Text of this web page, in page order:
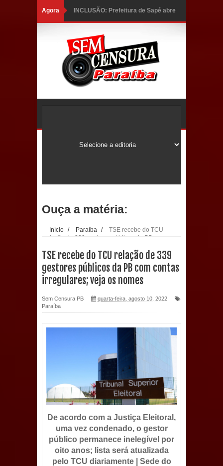
Agora INCLUSÃO: Prefeitura de Sapé abre
Social; veja documentação
necessária!
com a saúde bucal em Marí
PDT da Paraíba faz reunião
preparativa para convenção estadual
Prefeitura de Sapé paga salários
dentro do mês trabalhado e injeta R$
12 milhões na economia
Prefeitura de Sapé desenvolve ações
revitalizar Memorial Augusto dos
Anjos
Ouça a matéria:
Início / Paraíba /
TSE recebe do TCU
relação de 339 gestores públicos da PB com
TSE recebe do TCU relação de 339
gestores públicos da PB com contas
irregulares; veja os nomes
Sem Censura PB
quarta-feira, agosto 10, 2022
Paraíba
De acordo com a Justiça Eleitoral,
uma vez condenado, o gestor
público permanece inelegível por
oito anos; lista será atualizada
pelo TCU diariamente | Sede do